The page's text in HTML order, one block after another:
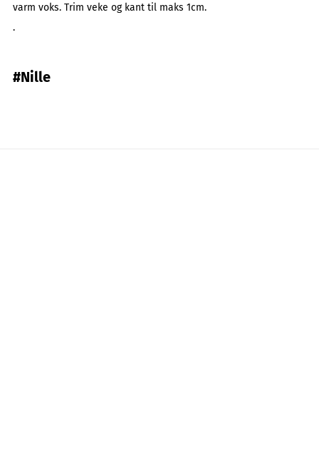
varm voks. Trim veke og kant til maks 1cm.
.
#Nille